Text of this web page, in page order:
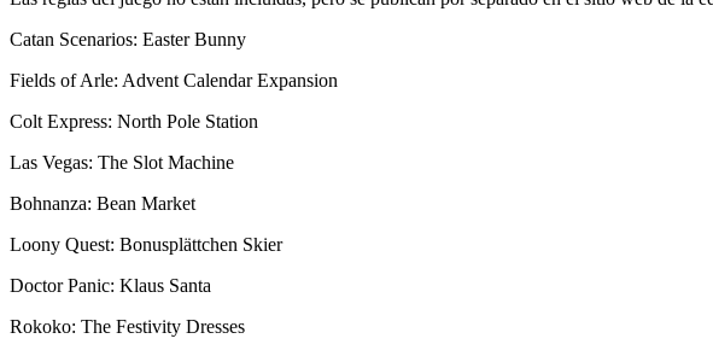
Catan Scenarios: Easter Bunny
Fields of Arle: Advent Calendar Expansion
Colt Express: North Pole Station
Las Vegas: The Slot Machine
Bohnanza: Bean Market
Loony Quest: Bonusplättchen Skier
Doctor Panic: Klaus Santa
Rokoko: The Festivity Dresses